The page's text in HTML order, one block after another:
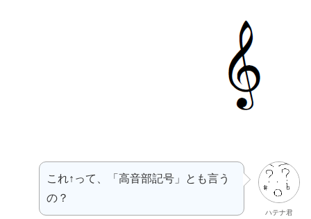
ハテナ君
これ↑って、「高音部記号」とも言う
の？